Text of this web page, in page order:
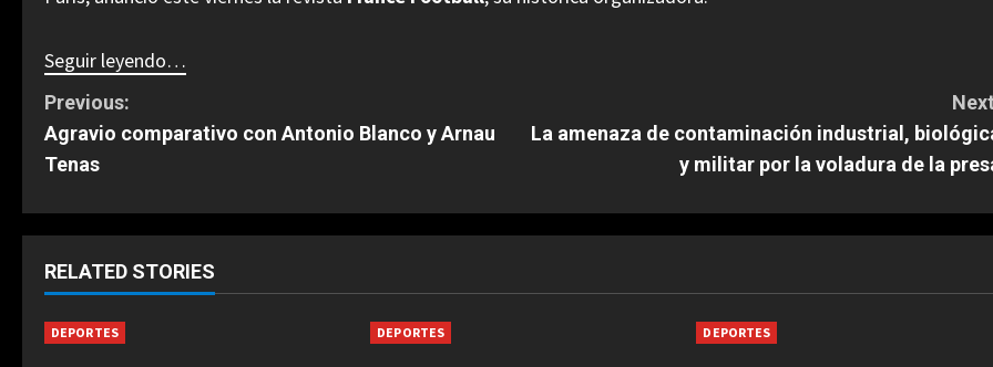
Seguir leyendo…
C
o
t
i
n
Previous:
Agravio comparativo con Antonio Blanco y Arnau
Tenas
La amenaza de contaminación industrial,
y militar por la voladura de la
RELATED STORIES
DEPORTES DEPORTES DEPORTES